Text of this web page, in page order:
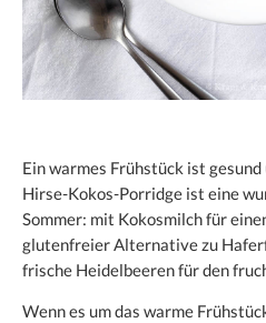
Ein warmes Frühstück ist
Hirse-Kokos-Porridge ist eine
Sommer: mit Kokosmilch für
glutenfreier Alternative zu
frische Heidelbeeren für den
Wenn es um das warme